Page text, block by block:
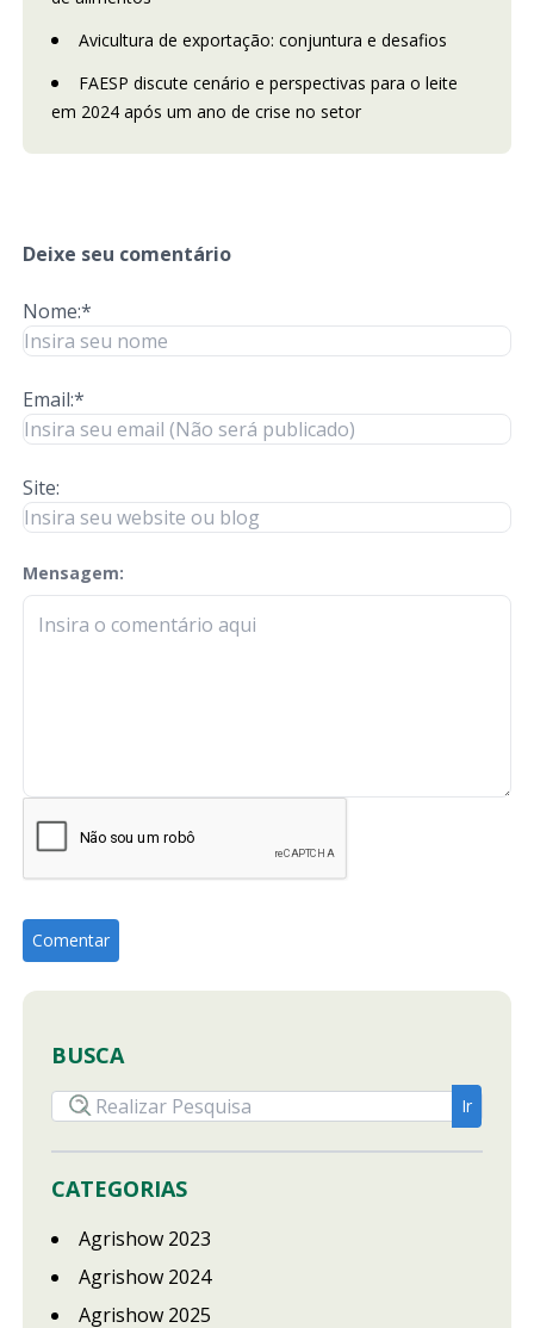
Avicultura de exportação: conjuntura e desafios
FAESP discute cenário e perspectivas para o leite
em 2024 após um ano de crise no setor
Deixe seu comentário
Nome:*
Email:*
Site:
Mensagem:
check-terms
BUSCA
CATEGORIAS
Agrishow 2023
Agrishow 2024
Agrishow 2025